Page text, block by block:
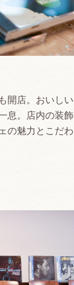
開店。おいし
息。店内の装
の魅力とこだ